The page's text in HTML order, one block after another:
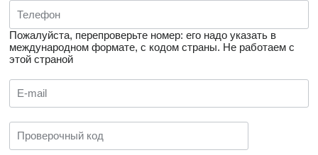
Пожалуйста, перепроверьте номер: его надо указать в
международном формате, с кодом страны. Не работаем с
этой страной